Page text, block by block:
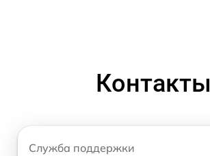
Контакты
Служба поддержки